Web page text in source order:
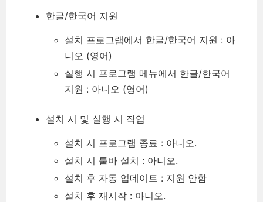
한글/한국어 지원
설치 프로그램에서 한글/한국어 지원 : 아
니오 (영어)
실행 시 프로그램 메뉴에서 한글/한국어
지원 : 아니오 (영어)
설치 시 및 실행 시 작업
설치 시 프로그램 종료 : 아니오.
설치 시 툴바 설치 : 아니오.
설치 후 자동 업데이트 : 지원 안함
설치 후 재시작 : 아니오.